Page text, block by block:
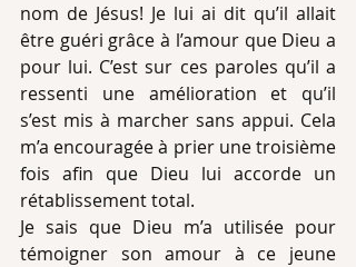
nom de Jésus! Je lui ai dit qu’il allait
être guéri grâce à l’amour que Dieu a
pour lui. C’est sur ces paroles qu’il a
ressenti une amélioration et qu’il
s’est mis à marcher sans appui. Cela
m’a encouragée à prier une troisième
fois afin que Dieu lui accorde un
rétablissement total.
Je sais que Dieu m’a utilisée pour
témoigner son amour à ce jeune